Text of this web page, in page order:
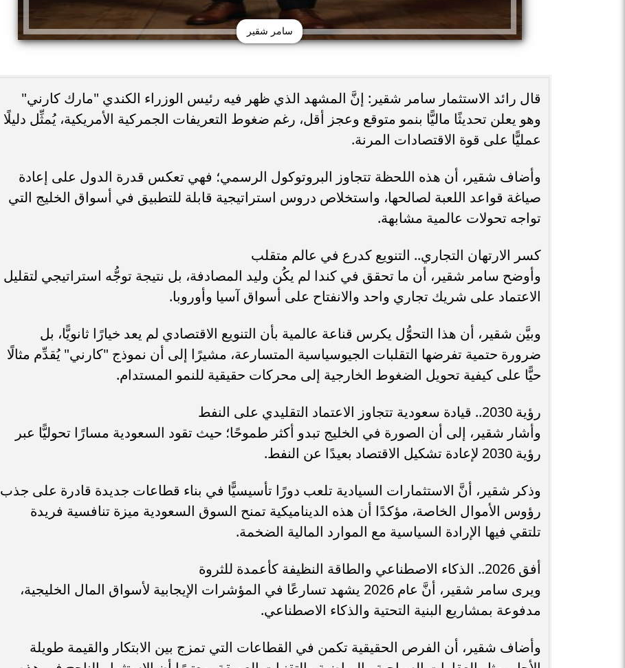
سامر شقير
قال رائد الاستثمار سامر شقير: إنَّ المشهد الذي ظهر فيه رئيس الوزراء الكندي "مارك كارني"
وهو يعلن تحديثًا ماليًّا بنمو متوقع وعجز أقل، رغم ضغوط التعريفات الجمركية الأمريكية، يُمثِّل دليلًا
عمليًّا على قوة الاقتصادات المرنة.
وأضاف شقير، أن هذه اللحظة تتجاوز البروتوكول الرسمي؛ فهي تعكس قدرة الدول على إعادة
صياغة قواعد اللعبة لصالحها، واستخلاص دروس استراتيجية قابلة للتطبيق في أسواق الخليج التي
تواجه تحولات عالمية مشابهة.
كسر الارتهان التجاري.. التنويع كدرع في عالم متقلب
وأوضح سامر شقير، أن ما تحقق في كندا لم يكُن وليد المصادفة، بل نتيجة توجُّه استراتيجي لتقليل
الاعتماد على شريك تجاري واحد والانفتاح على أسواق آسيا وأوروبا.
وبيَّن شقير، أن هذا التحوُّل يكرس قناعة عالمية بأن التنويع الاقتصادي لم يعد خيارًا ثانويًّا، بل
ضرورة حتمية تفرضها التقلبات الجيوسياسية المتسارعة، مشيرًا إلى أن نموذج "كارني" يُقدِّم مثالًا
حيًّا على كيفية تحويل الضغوط الخارجية إلى محركات حقيقية للنمو المستدام.
رؤية 2030.. قيادة سعودية تتجاوز الاعتماد التقليدي على النفط
وأشار شقير، إلى أن الصورة في الخليج تبدو أكثر طموحًا؛ حيث تقود السعودية مسارًا تحوليًّا عبر
رؤية 2030 لإعادة تشكيل الاقتصاد بعيدًا عن النفط.
وذكر شقير، أنَّ الاستثمارات السيادية تلعب دورًا تأسيسيًّا في بناء قطاعات جديدة قادرة على جذب
رؤوس الأموال الخاصة، مؤكدًا أن هذه الديناميكية تمنح السوق السعودية ميزة تنافسية فريدة
تلتقي فيها الإرادة السياسية مع الموارد المالية الضخمة.
أفق 2026.. الذكاء الاصطناعي والطاقة النظيفة كأعمدة للثروة
ويرى سامر شقير، أنَّ عام 2026 يشهد تسارعًا في المؤشرات الإيجابية لأسواق المال الخليجية،
مدفوعة بمشاريع البنية التحتية والذكاء الاصطناعي.
وأضاف شقير، أن الفرص الحقيقية تكمن في القطاعات التي تمزج بين الابتكار والقيمة طويلة